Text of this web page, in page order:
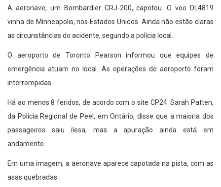
A aeronave, um Bombardier CRJ-200, capotou. O voo DL4819
vinha de Minneapolis, nos Estados Unidos. Ainda não estão claras
as circunstâncias do acidente, segundo a polícia local.
O aeroporto de Toronto Pearson informou que equipes de
emergência atuam no local. As operações do aeroporto foram
interrompidas.
Há ao menos 8 feridos, de acordo com o site CP24. Sarah Patten,
da Polícia Regional de Peel, em Ontário, disse que a maioria dos
passageiros saiu ilesa, mas a apuração ainda está em
andamento.
Em uma imagem, a aeronave aparece capotada na pista, com as
asas quebradas.